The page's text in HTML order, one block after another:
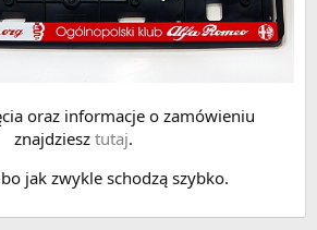
oraz informacje o zamówieniu
znajdziesz tutaj.
jak zwykle schodzą szybko.